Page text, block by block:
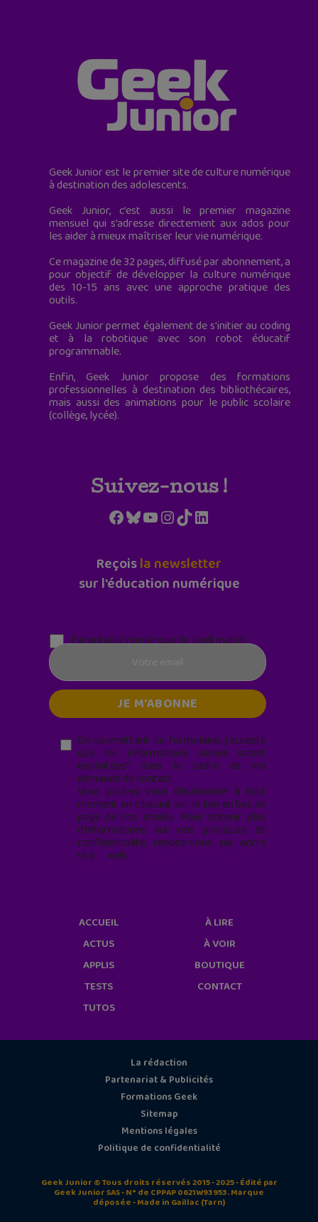
Geek Junior est le premier site de culture numérique
à destination des adolescents.
Geek Junior, c’est aussi le premier magazine
mensuel qui s’adresse directement aux ados pour
les aider à mieux maîtriser leur vie numérique.
Ce magazine de 32 pages, diffusé par abonnement, a
pour objectif de développer la culture numérique
des 10-15 ans avec une approche pratique des
outils.
Geek Junior permet également de s'initier au coding
et à la robotique avec son robot éducatif
programmable.
Enfin, Geek Junior propose des formations
professionnelles à destination des bibliothécaires,
mais aussi des animations pour le public scolaire
(collège, lycée).
Suivez-nous !
Facebook
Bluesky
YouTube
Instagram
TikTokLinkedIn
Reçoisla newsletter
sur l'éducation numérique
Parentalité numérique (le lundi matin)
En soumettant ce formulaire, j’accepte
que les informations saisies soient
exploitées* dans le cadre de ma
demande de contact.
Vous pouvez vous désabonner à tout
moment en cliquant sur le lien en bas de
page de nos emails. Pour obtenir plus
d'informations sur nos pratiques de
confidentialité, rendez-vous sur notre
site web
ACCUEIL
ACTUS
APPLIS
TESTS
TUTOS
À LIRE
À VOIR
BOUTIQUE
CONTACT
La rédaction
Partenariat & Publicités
Formations Geek
Sitemap
Mentions légales
Politique de confidentialité
Geek Junior © Tous droits réservés 2015 - 2025 - Édité par
Geek Junior SAS - N° de CPPAP 0621W93953. Marque
déposée - Made in Gaillac (Tarn)